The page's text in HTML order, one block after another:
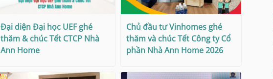
Đại diện Đại học UEF ghé
thăm & chúc Tết CTCP Nhà
Ann Home
Chủ đầu tư Vinhomes ghé
thăm và chúc Tết Công ty Cổ
phần Nhà Ann Home 2026